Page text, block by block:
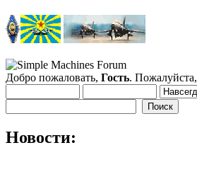
Добро пожаловать, Гость. Пожалуйста,
Новости: